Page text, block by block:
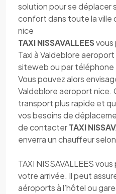
solution pour se déplacer
confort dans toute la ville
nice
TAXI NISSAVALLEESvous
Taxi à Valdeblore
siteweb ou par téléphone
Vous pouvez alors
Valdeblore aeroport nice.
transport plus rapide et
vos besoins de
de contacterTAXI
enverra un chauffeur
TAXI NISSAVALLEES
votre arrivée. Il peut
aéroports à l’hôtel ou